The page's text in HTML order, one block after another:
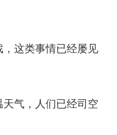
这类事情已经屡见
气，人们已经司空